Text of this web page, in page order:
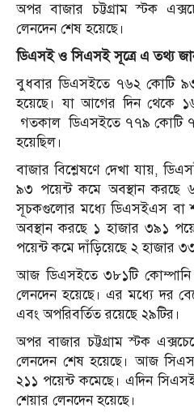
অপর বাজার চট্টগ্রাম স্টক
লেনদেন শেষ হয়েছে।
ডিএসই ও সিএসই সূত্রে এ তথ্য
বুধবার ডিএসইতে ৭৬২ কোটি
হয়েছে। যা আগের দিন থেকে
গতকাল ডিএসইতে ৭৭৯ কোটি
হয়েছিল।
বাজার বিশ্লেষণে দেখা যায়,
৯৩ পয়েন্ট কমে অবস্থান করছে
সূচকগুলোর মধ্যে ডিএসইএস বা
অবস্থান করছে ১ হাজার ৩৯১
পয়েন্ট কমে দাঁড়িয়েছে ২ হাজার
আজ ডিএসইতে ৩৮১টি কোম্পানি
লেনদেন হয়েছে। এর মধ্যে দর
এবং অপরিবর্তিত রয়েছে ২৯টির।
অপর বাজার চট্টগ্রাম স্টক
লেনদেন শেষ হয়েছে। আজ
২১১ পয়েন্ট কমেছে। এদিন
শেয়ার লেনদেন হয়েছে।